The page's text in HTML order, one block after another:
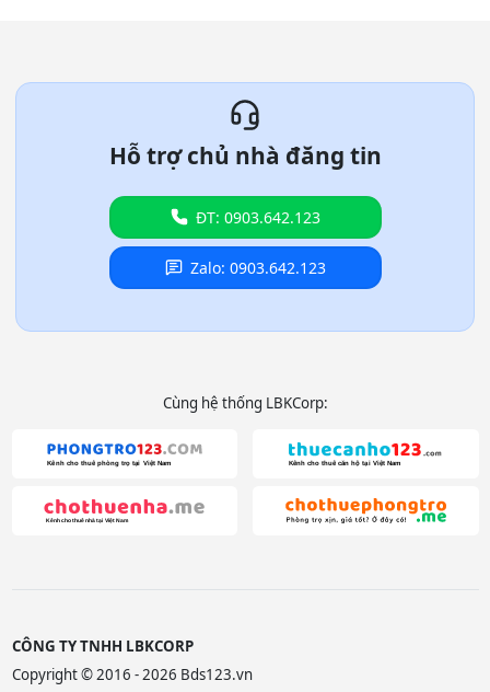
Hỗ trợ chủ nhà đăng tin
ĐT: 0903.642.123
Zalo: 0903.642.123
Cùng hệ thống LBKCorp:
CÔNG TY TNHH LBKCORP
Copyright © 2016 - 2026 Bds123.vn